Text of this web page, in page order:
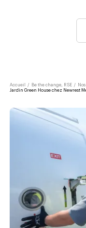
Accueil / Be the change, RSE /
Jardin Green House chez Newrest